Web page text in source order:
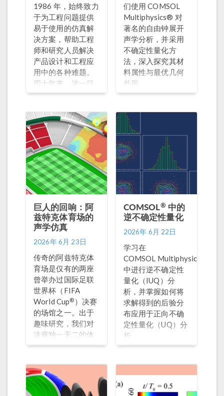
1986 年，始终致力
于为工程问题提供
易于使用的仿真解
决方案，帮助工程
师和研究人员解决
产品设计和工程应
用中的各种难题。
四十年来，这一目
标始终不变。
们使用 COMSOL
Multiphysics® 对
著名的自由钟展开
声学分析，并采用
不确定性量化方
法，深入探究其材
料属性与最优几何
外形。
巨人的回响：阿
兹特克体育场的
声学仿真
2026年 6月 23日
传奇的阿兹特克体
育场是仅有的两座
曾举办过国际足联
世界杯（FIFA
World Cup® ）决赛
的场馆之一。出于
趣味研究，我们对
这座独一无二的体
育场的声学特性进
COMSOL® 中的
逆不确定性量化
2026年 6月 22日
学习在
COMSOL Multiphysics
中进行逆不确定性
量化（IUQ）分
析，并掌握如何将
求解得到的后验分
布应用于正向不确
定性量化（UQ）分
析。